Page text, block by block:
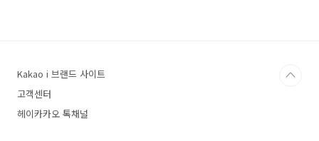
🐧뽀로로가 해주는 칭찬덕인데요 '우와 대단하다
친구야' '그렇게 옷을 입으니까 세상에서 제일 멋
져 보이는걸'과 같은 칭찬이 바른 생활을 하도록
도와줬어요. 집콕 생활이 긴 요즘 🌞낮시간에 지
Kakao i 브랜드 사이트
고객센터
헤이카카오 톡채널